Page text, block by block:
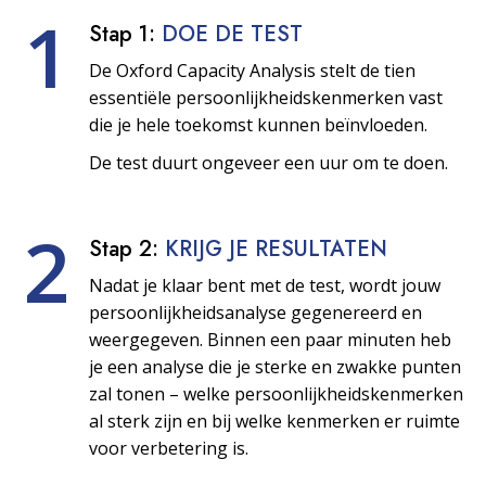
1 Stap 1: DOE DE TEST
De Oxford Capacity Analysis stelt de tien
essentiële persoonlijkheids­kenmerken vast
die je hele toekomst kunnen beïnvloeden.
De test duurt ongeveer een uur om te doen.
2 Stap 2: KRIJG JE RESULTATEN
Nadat je klaar bent met de test, wordt jouw
persoonlijkheids­analyse gegenereerd en
weergegeven. Binnen een paar minuten heb
je een analyse die je sterke en zwakke punten
zal tonen – welke persoonlijkheids­kenmerken
al sterk zijn en bij welke kenmerken er ruimte
voor verbetering is.